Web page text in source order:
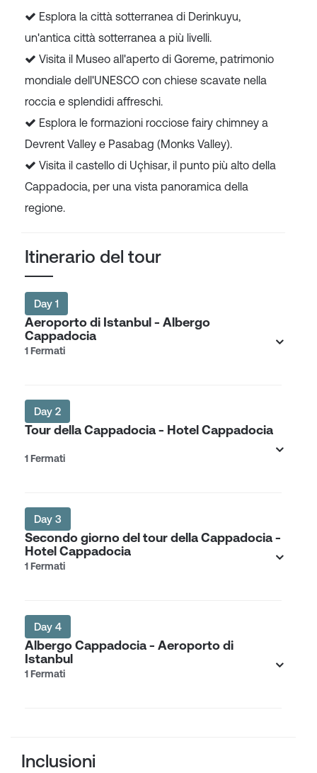
Esplora la città sotterranea di Derinkuyu,
un'antica città sotterranea a più livelli.
Visita il Museo all'aperto di Goreme, patrimonio
mondiale dell'UNESCO con chiese scavate nella
roccia e splendidi affreschi.
Esplora le formazioni rocciose fairy chimney a
Devrent Valley e Pasabag (Monks Valley).
Visita il castello di Uçhisar, il punto più alto della
Cappadocia, per una vista panoramica della
regione.
Itinerario del tour
Day 1
Aeroporto di Istanbul - Albergo
Cappadocia
1 Fermati
Day 2
Tour della Cappadocia - Hotel Cappadocia
1 Fermati
Day 3
Secondo giorno del tour della Cappadocia -
Hotel Cappadocia
1 Fermati
Day 4
Albergo Cappadocia - Aeroporto di
Istanbul
1 Fermati
Inclusioni